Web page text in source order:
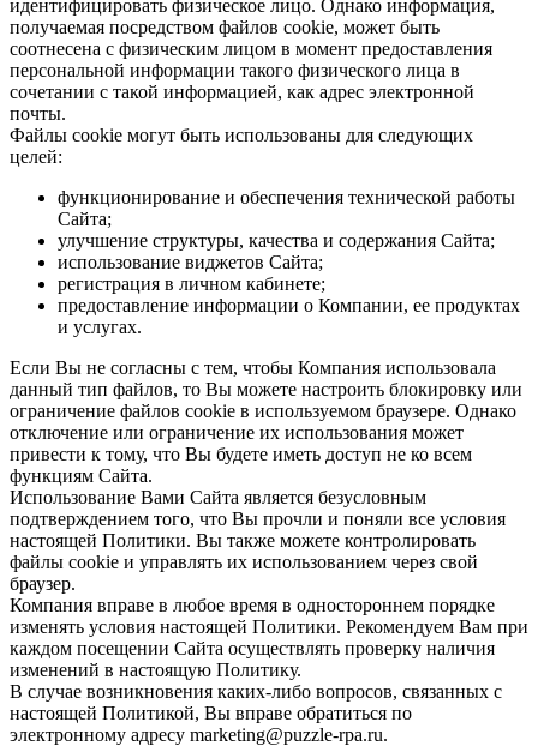
идентифицировать физическое лицо. Однако информация,
получаемая посредством файлов cookie, может быть
соотнесена с физическим лицом в момент предоставления
персональной информации такого физического лица в
сочетании с такой информацией, как адрес электронной
почты.
Файлы cookie могут быть использованы для следующих
целей:
функционирование и обеспечения технической работы
Сайта;
улучшение структуры, качества и содержания Сайта;
использование виджетов Сайта;
регистрация в личном кабинете;
предоставление информации о Компании, ее продуктах
и услугах.
Если Вы не согласны с тем, чтобы Компания использовала
данный тип файлов, то Вы можете настроить блокировку или
ограничение файлов cookie в используемом браузере. Однако
отключение или ограничение их использования может
привести к тому, что Вы будете иметь доступ не ко всем
функциям Сайта.
Использование Вами Сайта является безусловным
подтверждением того, что Вы прочли и поняли все условия
настоящей Политики. Вы также можете контролировать
файлы cookie и управлять их использованием через свой
браузер.
Компания вправе в любое время в одностороннем порядке
изменять условия настоящей Политики. Рекомендуем Вам при
каждом посещении Сайта осуществлять проверку наличия
изменений в настоящую Политику.
В случае возникновения каких-либо вопросов, связанных с
настоящей Политикой, Вы вправе обратиться по
электронному адресу marketing@puzzle-rpa.ru.